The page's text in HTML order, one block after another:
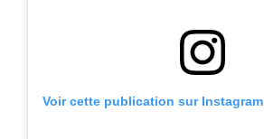
Voir cette publication sur Instagram